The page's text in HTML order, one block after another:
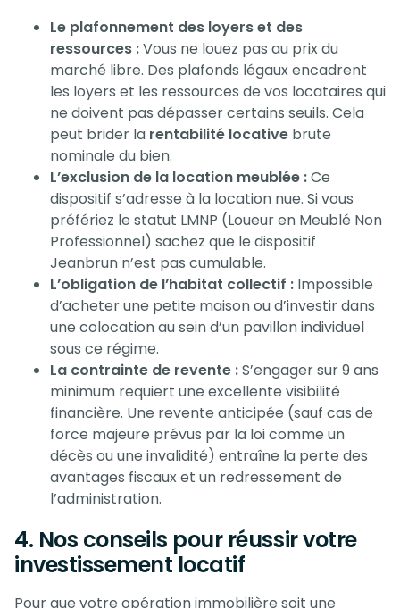
Le plafonnement des loyers et des
ressources :Vous ne louez pas au prix du
marché libre. Des plafonds légaux encadrent
les loyers et les ressources de vos locataires qui
ne doivent pas dépasser certains seuils. Cela
peut brider la rentabilité locative brute
nominale du bien.
L’exclusion de la location meublée :Ce
dispositif s’adresse à la location nue. Si vous
préfériez le statut LMNP (Loueur en Meublé Non
Professionnel) sachez que le dispositif
Jeanbrun n’est pas cumulable.
L’obligation de l’habitat collectif : Impossible
d’acheter une petite maison ou d’investir dans
une colocation au sein d’un pavillon individuel
sous ce régime.
La contrainte de revente :S’engager sur 9 ans
minimum requiert une excellente visibilité
financière. Une revente anticipée (sauf cas de
force majeure prévus par la loi comme un
décès ou une invalidité) entraîne la perte des
avantages fiscaux et un redressement de
l’administration.
4. Nos conseils pour réussir votre
investissement locatif
Pour que votre opération immobilière soit une